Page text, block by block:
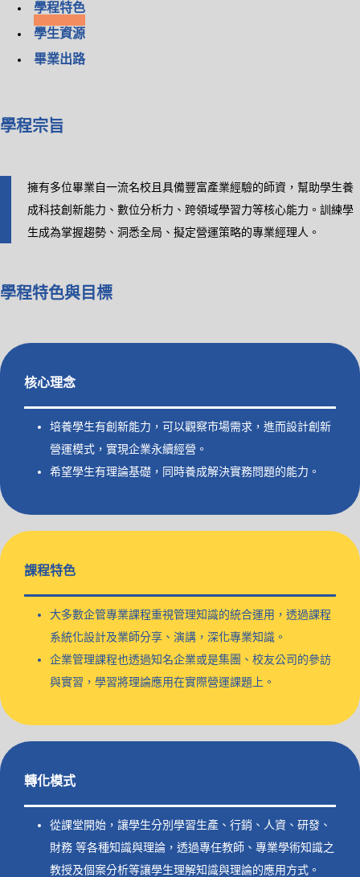
學程特色
學生資源
畢業出路
學程宗旨
擁有多位畢業自一流名校且具備豐富產業經驗的師資，幫助學生養
成科技創新能力、數位分析力、跨領域學習力等核心能力。訓練學
生成為掌握趨勢、洞悉全局、擬定營運策略的專業經理人。
學程特色與目標
核心理念
培養學生有創新能力，可以觀察市場需求，進而設計創新
營運模式，實現企業永續經營。
希望學生有理論基礎，同時養成解決實務問題的能力。
課程特色
大多數企管專業課程重視管理知識的統合運用，透過課程
系統化設計及業師分享、演講，深化專業知識。
企業管理課程也透過知名企業或是集團、校友公司的參訪
與實習，學習將理論應用在實際營運課題上。
轉化模式
從課堂開始，讓學生分別學習生產、行銷、人資、研發、
財務 等各種知識與理論，透過專任教師、專業學術知識之
教授及個案分析等讓學生理解知識與理論的應用方式。